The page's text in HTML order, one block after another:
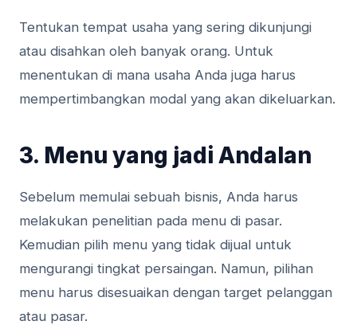
Tentukan tempat usaha yang sering dikunjungi
atau disahkan oleh banyak orang. Untuk
menentukan di mana usaha Anda juga harus
mempertimbangkan modal yang akan dikeluarkan.
3. Menu yang jadi Andalan
Sebelum memulai sebuah bisnis, Anda harus
melakukan penelitian pada menu di pasar.
Kemudian pilih menu yang tidak dijual untuk
mengurangi tingkat persaingan. Namun, pilihan
menu harus disesuaikan dengan target pelanggan
atau pasar.